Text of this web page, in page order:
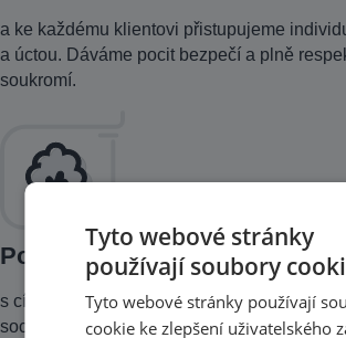
a ke každému klientovi přistupujeme
a úctou. Dáváme pocit bezpečí a plně
soukromí.
Poskytujeme důstojnou
s cílem vést naše klienty k získávání nebo
sociálních dovedností a vhodnému využití
Tyto webové stránky
používají soubory
Tyto webové stránky používají
cookie ke zlepšení uživatelského